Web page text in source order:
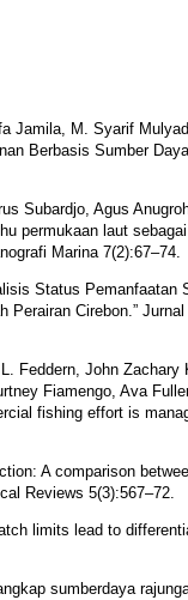
Jamila, M. Syarif
Berbasis Sumber
Subardjo, Agus
permukaan laut
Marina 7(2):67–74.
Status Pemanfaatan
Perairan Cirebon.”
Feddern, John Zachary
Fiamengo, Ava
fishing effort is
A comparison
Reviews 5(3):567–72.
limits lead to
sumberdaya